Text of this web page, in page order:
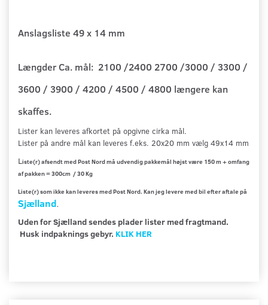
Anslagsliste 49 x 14 mm
Længder Ca. mål: 2100 /2400 2700 /3000 / 3300 /
3600 / 3900 / 4200 / 4500 / 4800 længere kan
skaffes.
Lister kan leveres afkortet på opgivne cirka mål.
Lister på andre mål kan leveres f.eks. 20x20 mm vælg 49x14 mm
Liste(r) afsendt med Post Nord må udvendig pakkemål højst være 150 m + omfang
af pakken = 300cm / 30 Kg
Liste(r) som ikke kan leveres med Post Nord. Kan jeg levere med bil efter aftale på
Sjælland.
Uden for Sjælland sendes plader lister med fragtmand.
Husk indpaknings gebyr. KLIK HER